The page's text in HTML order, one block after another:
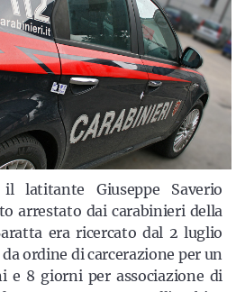
latitante Giuseppe Saverio
arrestato dai carabinieri della
era ricercato dal 2 luglio
ordine di carcerazione per un
e 8 giorni per associazione di